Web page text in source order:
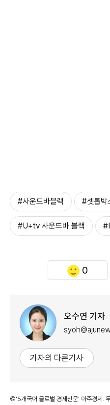
#사운드바블랙 #셋톱박
#U+tv 사운드바 블랙
0
오수연 기자
기자의 다른기사
©'5개국어 글로벌 경제신문' 아주경제. 무